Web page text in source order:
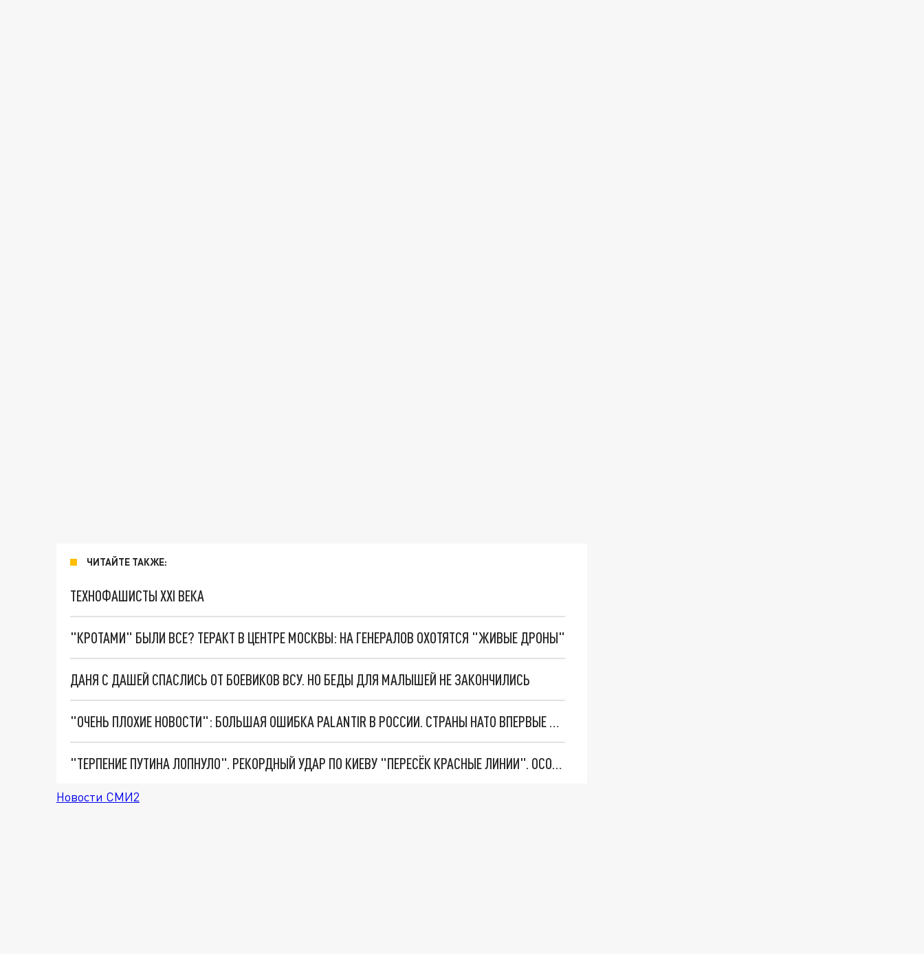
ЧИТАЙТЕ ТАКЖЕ:
ТЕХНОФАШИСТЫ XXI ВЕКА
"КРОТАМИ" БЫЛИ ВСЕ? ТЕРАКТ В ЦЕНТРЕ МОСКВЫ: НА ГЕНЕРАЛОВ ОХОТЯТСЯ "ЖИВЫЕ ДРОНЫ"
ДАНЯ С ДАШЕЙ СПАСЛИСЬ ОТ БОЕВИКОВ ВСУ. НО БЕДЫ ДЛЯ МАЛЫШЕЙ НЕ ЗАКОНЧИЛИСЬ
"ОЧЕНЬ ПЛОХИЕ НОВОСТИ": БОЛЬШАЯ ОШИБКА PALANTIR В РОССИИ. СТРАНЫ НАТО ВПЕРВЫЕ ЗА СВО ОСТАНОВИЛИ ПОСТАВКИ ОРУЖИЯ. ВСУ ТЕРЯЮТ ПРИГРАНИЧЬЕ?
"ТЕРПЕНИЕ ПУТИНА ЛОПНУЛО". РЕКОРДНЫЙ УДАР ПО КИЕВУ "ПЕРЕСЁК КРАСНЫЕ ЛИНИИ". ОСОБЫЕ СПЕЦЫ КНДР НА ЛБС? ТАЙНЫЕ ПЕРЕГОВОРЫ ЕВРОПЫ И МОСКВЫ
Новости СМИ2